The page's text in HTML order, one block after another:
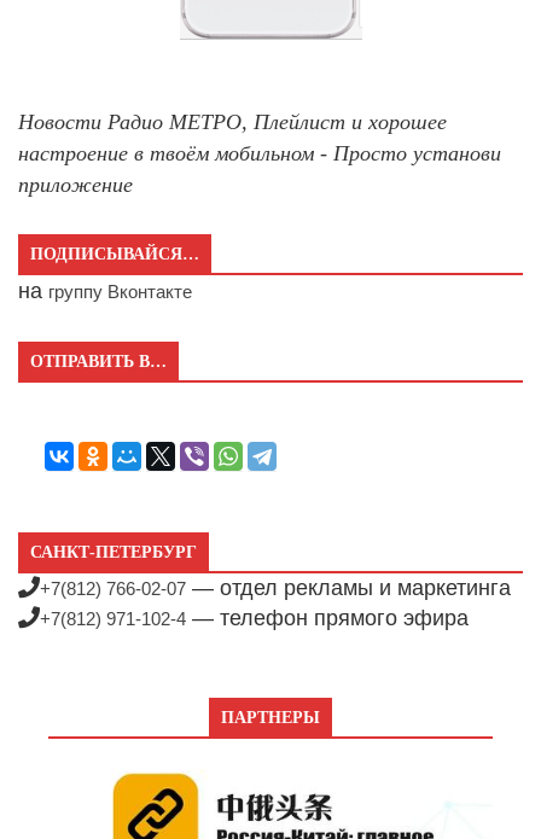
Новости Радио МЕТРО, Плейлист и хорошее
настроение в твоём мобильном - Просто установи
приложение
ПОДПИСЫВАЙСЯ…
на группу Вконтакте
ОТПРАВИТЬ В…
САНКТ-ПЕТЕРБУРГ
+7(812) 766-02-07 — отдел рекламы и маркетинга
+7(812) 971-102-4 — телефон прямого эфира
ПАРТНЕРЫ